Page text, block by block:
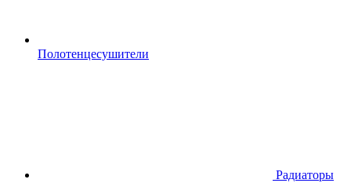
Полотенцесушители
Радиаторы